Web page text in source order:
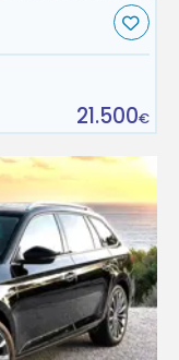
21.500€